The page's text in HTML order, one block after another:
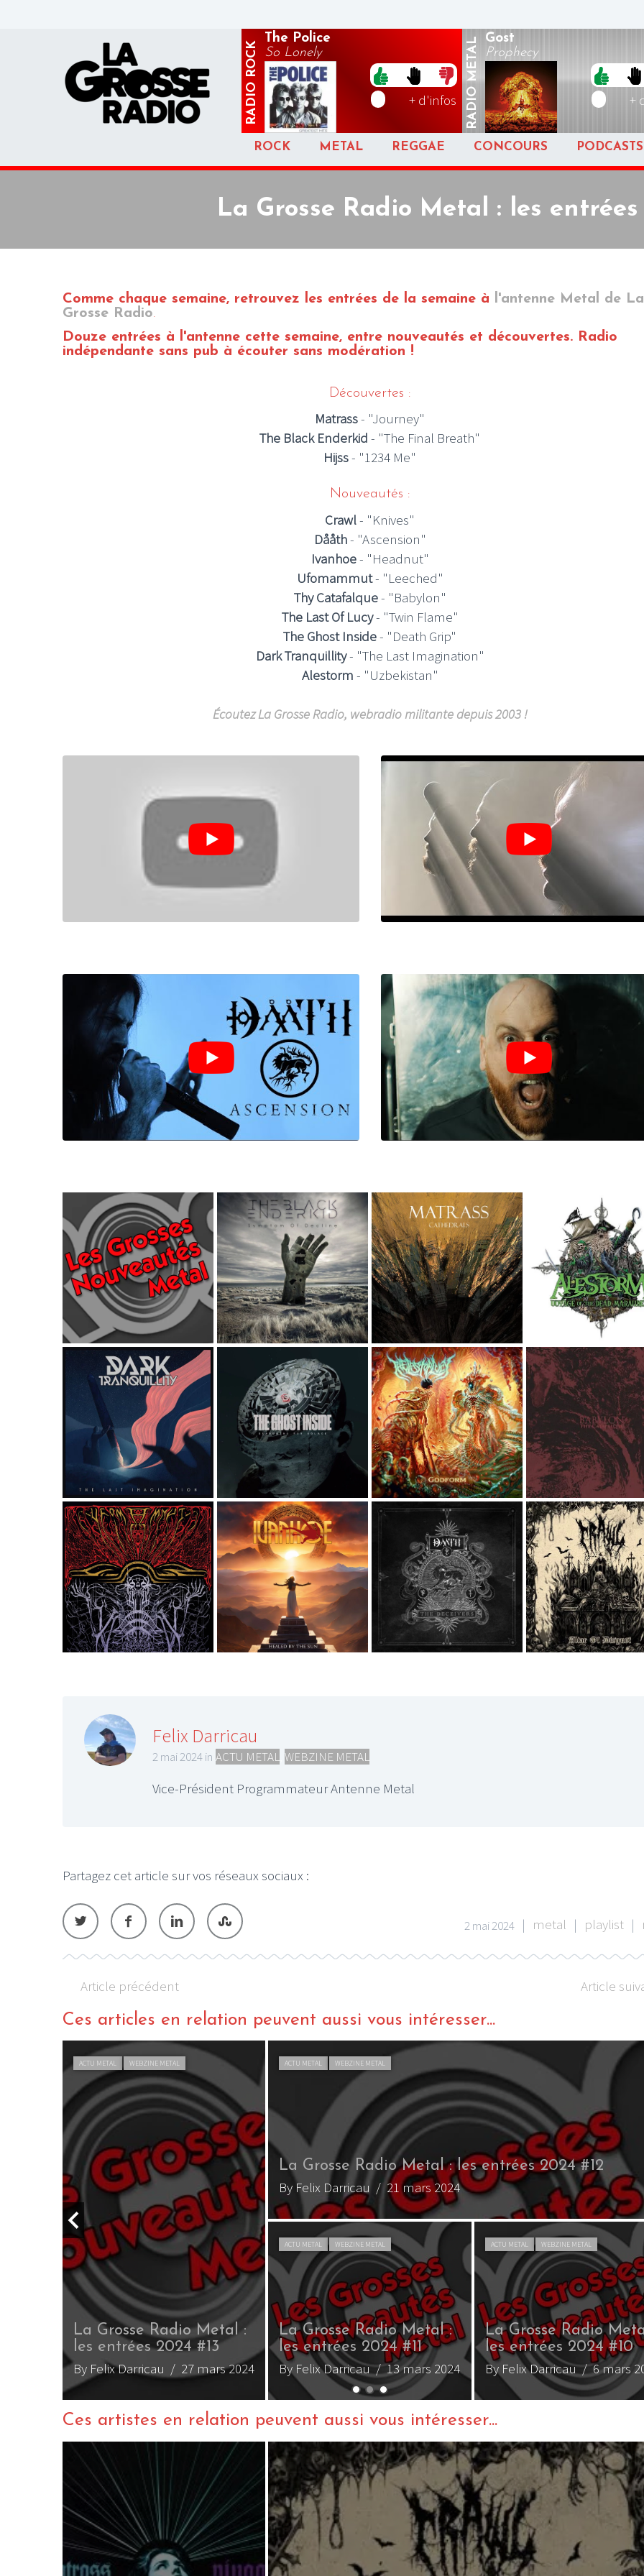
RADIO
ROCK
The Police
So Lonely
+ d'infos RADIO
METAL Gost
Prophecy
+
ROCK METAL REGGAE CONCOURS PODCASTS
La Grosse Radio Metal : les entrées
Comme chaque semaine, retrouvez les entrées de la semaine à l'antenne Metal de La
Grosse Radio.
Douze entrées à l'antenne cette semaine, entre nouveautés et découvertes. Radio
indépendante sans pub à écouter sans modération !
Découvertes :
Matrass- "Journey"
The Black Enderkid - "The Final Breath"
Hijss- "1234 Me"
Nouveautés :
Crawl- "Knives"
Dååth- "Ascension"
Ivanhoe- "Headnut"
Ufomammut- "Leeched"
Thy Catafalque- "Babylon"
The Last Of Lucy- "Twin Flame"
The Ghost Inside- "Death Grip"
Dark Tranquillity- "The Last Imagination"
Alestorm - "Uzbekistan"
Écoutez La Grosse Radio, webradio militante depuis 2003 !
Felix Darricau
2 mai 2024 in ACTU METAL WEBZINE METAL
Vice-Président Programmateur Antenne Metal
Partagez cet article sur vos réseaux sociaux :
2 mai 2024 | metal | playlist |
Article précédent Article
Ces articles en relation peuvent aussi vous intéresser...
ACTU METAL WEBZINE METAL
La Grosse Radio Metal :
les entrées 2024 #8
By Felix Darricau/ 22 février
2024
ACTU METAL WEBZINE METAL
La Grosse Radio Metal : les entrées 2024 #7
By Felix Darricau / 14 février 2024
Ces artistes en relation peuvent aussi vous intéresser...
LE GROS RIFFIFI –
Christmas Riffifi 2025 !!!
LE GROS RIFFIFI
LE GROS RIFFIFI – Surfin’
The Covers !!!
LE GROS RIFFIFI
LE GROS RIFFIFI –
Littératurock !!!